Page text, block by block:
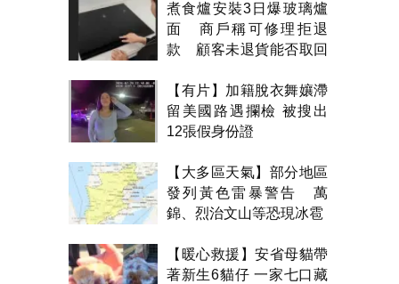
煮食爐安裝3日爆玻璃爐
面 商戶稱可修理拒退
款 顧客未退貨能否取回
【有片】加籍脫衣舞孃滯
留美國路遇攔檢 被搜出
12張假身份證
【大多區天氣】部分地區
發列黃色雷暴警告 萬
錦、烈治文山等恐現冰雹
【暖心救援】安省母貓帶
著新生6貓仔 一家七口藏